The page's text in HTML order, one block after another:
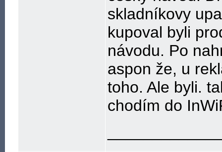
skladníkovy
kupoval byli
návodu. Po
aspon že, u
toho. Ale byli.
chodím do